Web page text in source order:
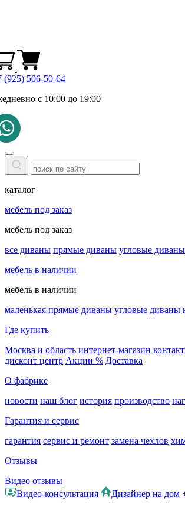
(925) 506-50-64
с 10:00 до 19:00
каталог
мебель под заказ
мебель под заказ
все диваны прямые диваны угловые диваны
мебель в наличии
мебель в наличии
маленькая прямые диваны угловые диваны
Где купить
Москва и область интернет-магазин
дисконт центр Акции % Доставка
О фабрике
новости наш блог история производство
Гарантия и сервис
гарантия сервис и ремонт замена чехлов
Отзывы
Видео отзывы
Видео-консультация
Дизайнер на дом